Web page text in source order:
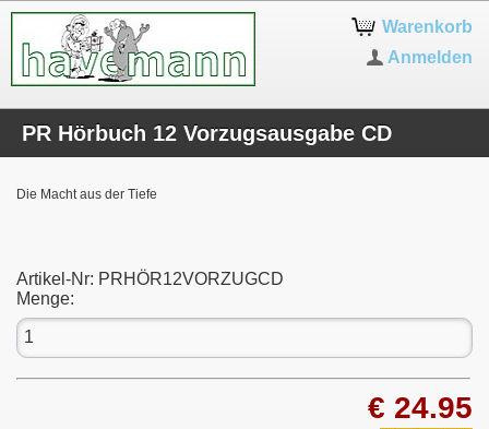
Warenkorb
Anmelden
PR Hörbuch 12 Vorzugsausgabe CD
Die Macht aus der Tiefe
Artikel-Nr: PRHÖR12VORZUGCD
Menge:
€ 24.95